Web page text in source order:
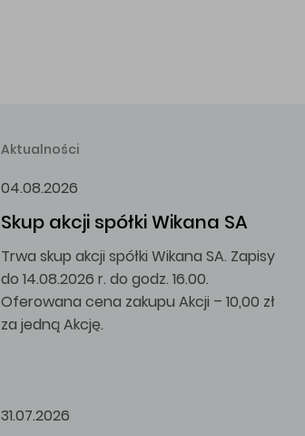
Aktualności
04.08.2026
Skup akcji spółki Wikana SA
Trwa skup akcji spółki Wikana SA. Zapisy
do 14.08.2026 r. do godz. 16.00.
Oferowana cena zakupu Akcji – 10,00 zł
za jedną Akcję.
31.07.2026